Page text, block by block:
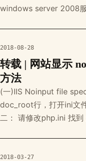
windows server 2008
者自行进行编写。那么
2018-08-28
转载 | 网站显示
方法
(一)IIS Noinput file
doc_root行，打开ini文
二： 请修改php.ini 找
2018-03-27